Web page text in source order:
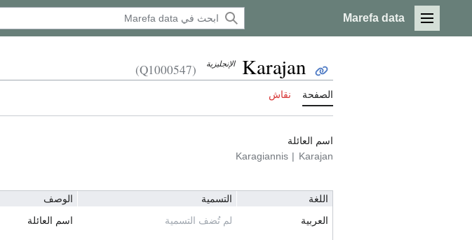
القائمة الرئيسية
Marefa data
Karajan الإنجليزية (Q1000547)
الصفحة نقاش
اسم العائلة
Karajan
Karagiannis
اللغة التسمية الوصف
العربية
لم تُضف التسمية اسم العائلة